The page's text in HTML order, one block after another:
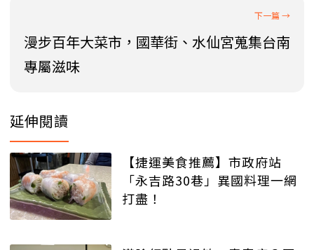
漫步百年大菜市，國華街、水仙宮蒐集台南
專屬滋味
延伸閱讀
【捷運美食推薦】市政府站
「永吉路30巷」異國料理一網
打盡！